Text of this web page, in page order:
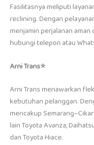
Fasilitasnya meliputi
reclining. Dengan
menjamin perjalanan
hubungi telepon atau
Arni Trans⭐
Arni Trans menawarkan
kebutuhan pelanggan.
mencakup
lain Toyota Avanza,
dan Toyota Hiace.